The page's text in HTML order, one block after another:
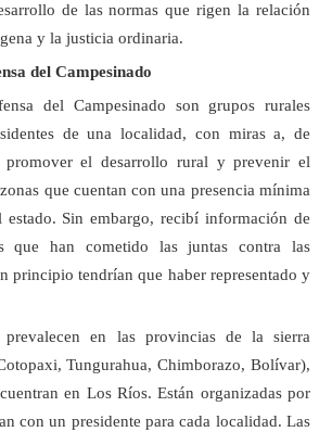
de las normas que rigen la relación
y la justicia ordinaria.
del Campesinado
del Campesinado son grupos rurales
de una localidad, con miras a, de
promover el desarrollo rural y prevenir el
que cuentan con una presencia mínima
estado. Sin embargo, recibí información de
que han cometido las juntas contra las
principio tendrían que haber representado y
prevalecen en las provincias de la sierra
Tungurahua, Chimborazo, Bolívar),
en Los Ríos. Están organizadas por
con un presidente para cada localidad. Las